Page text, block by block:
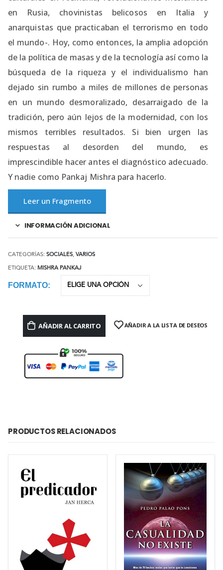
en Rusia, chovinistas belicosos en Italia y
anarquistas que practicaban el terrorismo en todo
el mundo-. Hoy, como entonces, la amplia adopción
de la política de masas y de la tecnología así como la
búsqueda de la riqueza y el individualismo han
dejado sin rumbo a miles de millones de personas
en un mundo desmoralizado, desarraigado de la
tradición, pero aún lejos de la modernidad, con los
mismos terribles resultados. Si bien urgen las
respuestas al desorden del mundo, es
imprescindible hacer antes el diagnóstico adecuado.
Y nadie como Pankaj Mishra para hacerlo.
Leer un Fragmento
INFORMACIÓN ADICIONAL
CATEGORÍAS: SOCIALES, VARIOS
ETIQUETA: MISHRA PANKAJ
FORMATO
AÑADIR AL CARRITO AÑADIR A LA LISTA DE DESEOS
PRODUCTOS RELACIONADOS